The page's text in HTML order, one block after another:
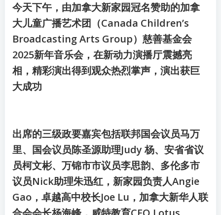
今天下午，由加拿大新家园冠名赞助的加拿
大儿童广播艺术团（Canada Children’s
Broadcasting Arts Group）慈善基金会
2025新年音乐会，在新动力演播厅震撼亮
相，精彩演出得到观众热烈掌声，演出获巨
大成功
出席的三级政要嘉宾包括联邦国会议员马万
里、国会议员陈圣源助理Judy 杨、安省省议
员柯文彬、万锦市市议员李思韵、多伦多市
议员Nick助理朱迅红，新家园负责人Angie
Gao，卓越高中校长Joe Lu，加拿大新华人联